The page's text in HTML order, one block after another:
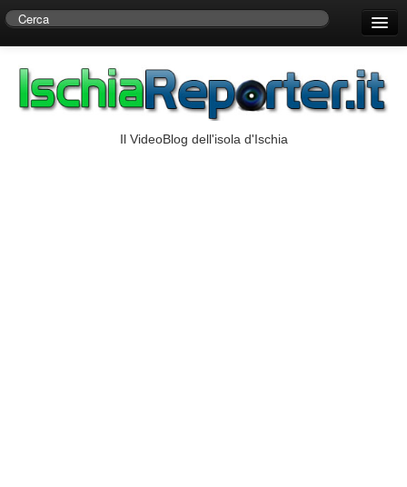
Centro di Ricerche Storiche D’Ambra
Il VideoBlog dell'isola d'Ischia